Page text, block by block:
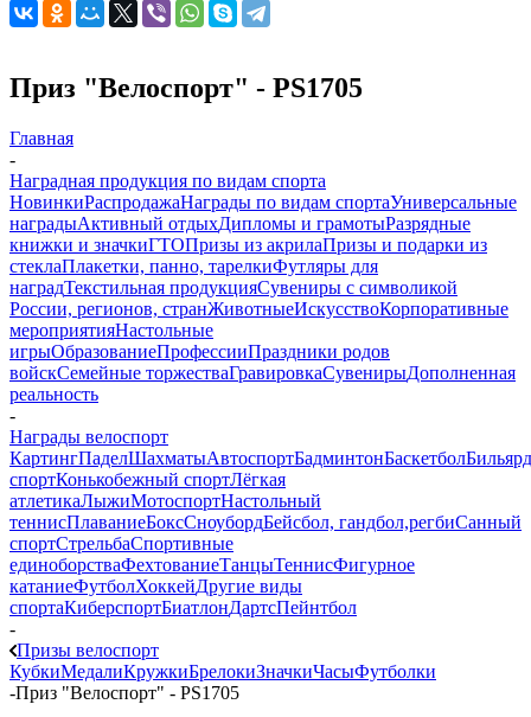
Приз "Велоспорт" - PS1705
Главная
-
Наградная продукция по видам спорта
НовинкиРаспродажаНаграды по видам спортаУниверсальные
наградыАктивный отдыхДипломы и грамотыРазрядные
книжки и значкиГТОПризы из акрилаПризы и подарки из
стеклаПлакетки, панно, тарелкиФутляры для
наградТекстильная продукцияСувениры с символикой
России, регионов, странЖивотныеИскусствоКорпоративные
мероприятияНастольные
игрыОбразованиеПрофессииПраздники родов
войскСемейные торжестваГравировкаСувенирыДополненная
реальность
-
Награды велоспорт
КартингПаделШахматыАвтоспортБадминтонБаскетболБильярд
спортКонькобежный спортЛёгкая
атлетикаЛыжиМотоспортНастольный
теннисПлаваниеБоксСноубордБейсбол, гандбол,регбиСанный
спортСтрельбаСпортивные
единоборстваФехтованиеТанцыТеннисФигурное
катаниеФутболХоккейДругие виды
спортаКиберспортБиатлонДартсПейнтбол
-
Призы велоспорт
КубкиМедалиКружкиБрелокиЗначкиЧасыФутболки
-Приз "Велоспорт" - PS1705